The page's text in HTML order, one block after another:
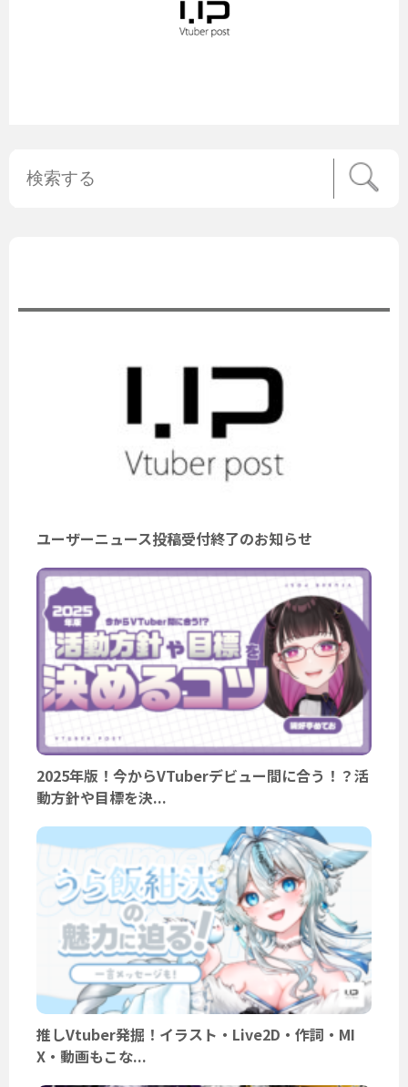
ユーザーニュース投稿受付終了のお知らせ
2025年版！今からVTuberデビュー間に合う！？活
動方針や目標を決...
推しVtuber発掘！イラスト・Live2D・作詞・MI
X・動画もこな...